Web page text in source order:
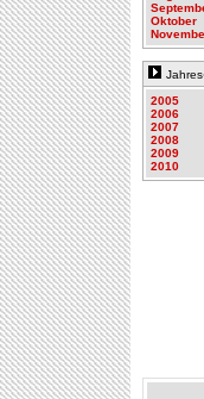
Oktober
2005
2006
2007
2008
2009
2010